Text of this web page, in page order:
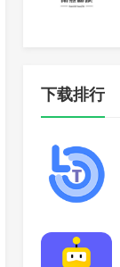
下载排行